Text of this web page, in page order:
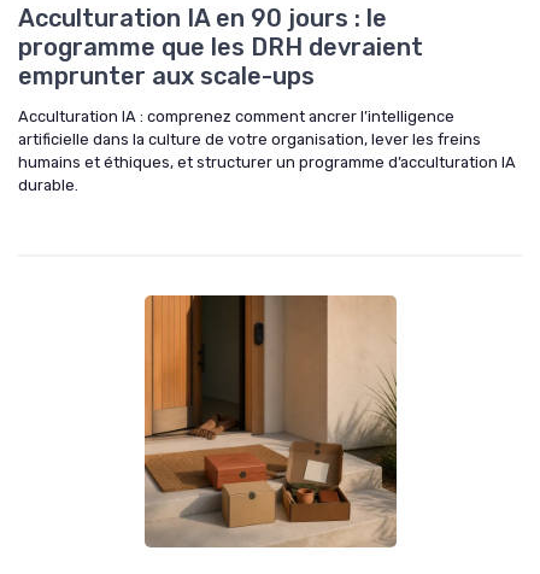
Acculturation IA en 90 jours : le
programme que les DRH devraient
emprunter aux scale-ups
Acculturation IA : comprenez comment ancrer l’intelligence
artificielle dans la culture de votre organisation, lever les freins
humains et éthiques, et structurer un programme d’acculturation IA
durable.